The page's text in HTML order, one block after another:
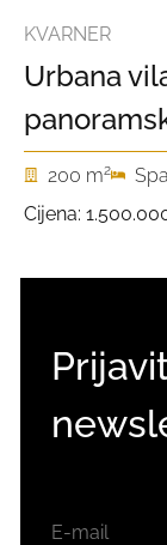
KVARNER
Urbana
200 m2
Cijena: